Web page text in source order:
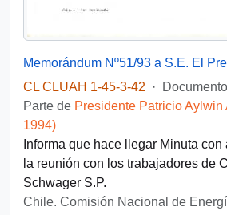
CL CLUAH 1-45-3-42
· Documento
Parte de Presidente Patricio Aylwin
1994)
Informa que hace llegar Minuta
la reunión con los trabajadores de
Schwager S.P.
Chile. Comisión Nacional de